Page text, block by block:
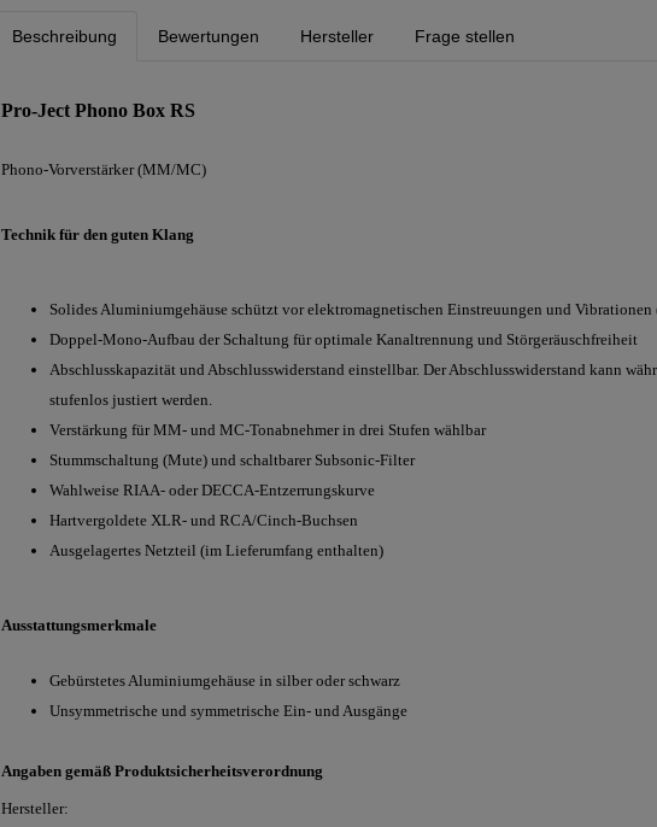
Beschreibung Bewertungen Hersteller Frage stellen
Pro-Ject Phono Box RS
Phono-Vorverstärker (MM/MC)
Technik für den guten Klang
Solides Aluminiumgehäuse schützt vor elektromagnetischen Einstreuungen und
Doppel-Mono-Aufbau der Schaltung für optimale Kanaltrennung und Störgeräuschfreiheit
Abschlusskapazität und Abschlusswiderstand einstellbar. Der Abschlusswiderstand kann
stufenlos justiert werden.
Verstärkung für MM- und MC-Tonabnehmer in drei Stufen wählbar
Stummschaltung (Mute) und schaltbarer Subsonic-Filter
Wahlweise RIAA- oder DECCA-Entzerrungskurve
Hartvergoldete XLR- und RCA/Cinch-Buchsen
Ausgelagertes Netzteil (im Lieferumfang enthalten)
Ausstattungsmerkmale
Gebürstetes Aluminiumgehäuse in silber oder schwarz
Unsymmetrische und symmetrische Ein- und Ausgänge
Angaben gemäß Produktsicherheitsverordnung
Hersteller: